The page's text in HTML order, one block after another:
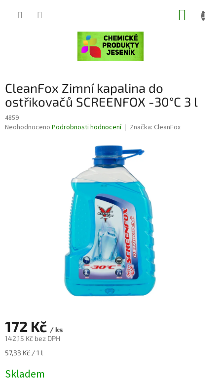
CleanFox Zimní kapalina do
ostřikovačů SCREENFOX -30°C 3 l
4859
Průměrné
Neohodnoceno Podrobnosti hodnocení Značka: CleanFox
172 Kč / ks
142,15 Kč bez DPH
Měrná
57,33 Kč / 1 l
Skladem